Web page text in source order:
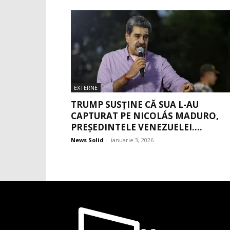
EXTERNE
TRUMP SUSȚINE CĂ SUA L-AU
CAPTURAT PE NICOLÁS MADURO,
PREȘEDINTELE VENEZUELEI....
News Solid - ianuarie 3, 2026